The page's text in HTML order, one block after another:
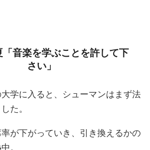
「音楽を学ぶことを許して下
さい」
学に入ると、シューマンはまず法
た。
が下がっていき、引き換えるかの
。